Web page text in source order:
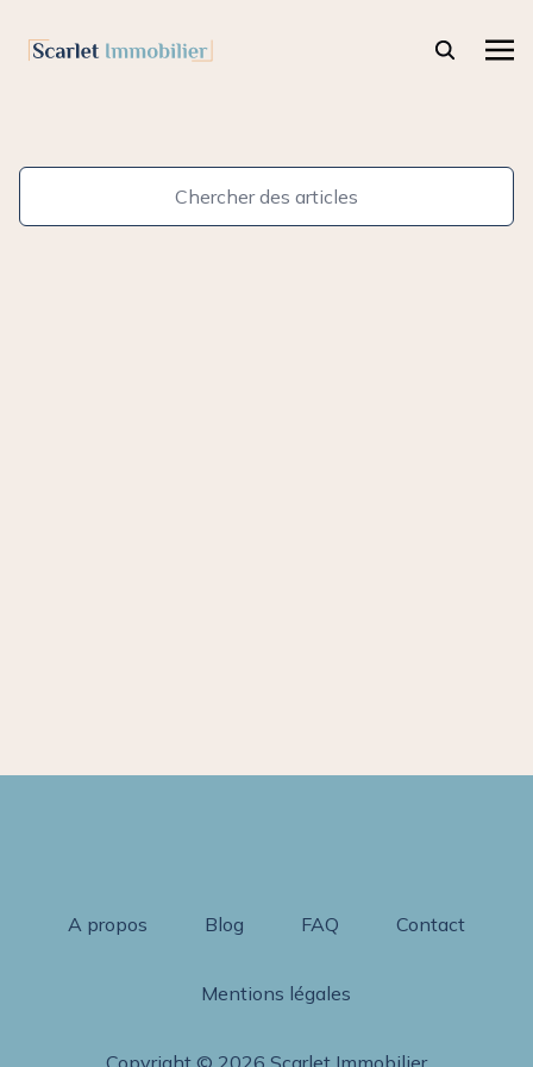
A propos Blog FAQ Contact
Mentions légales
Copyright © 2026 Scarlet Immobilier